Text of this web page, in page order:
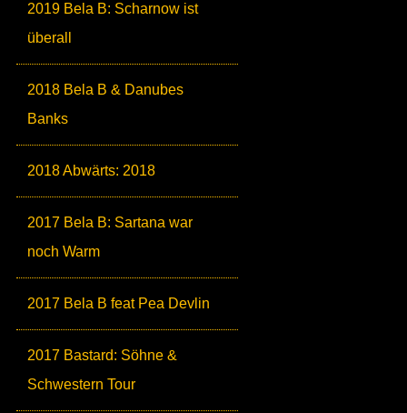
2019 Bela B: Scharnow ist
überall
2018 Bela B & Danubes
Banks
2018 Abwärts: 2018
2017 Bela B: Sartana war
noch Warm
2017 Bela B feat Pea Devlin
2017 Bastard: Söhne &
Schwestern Tour